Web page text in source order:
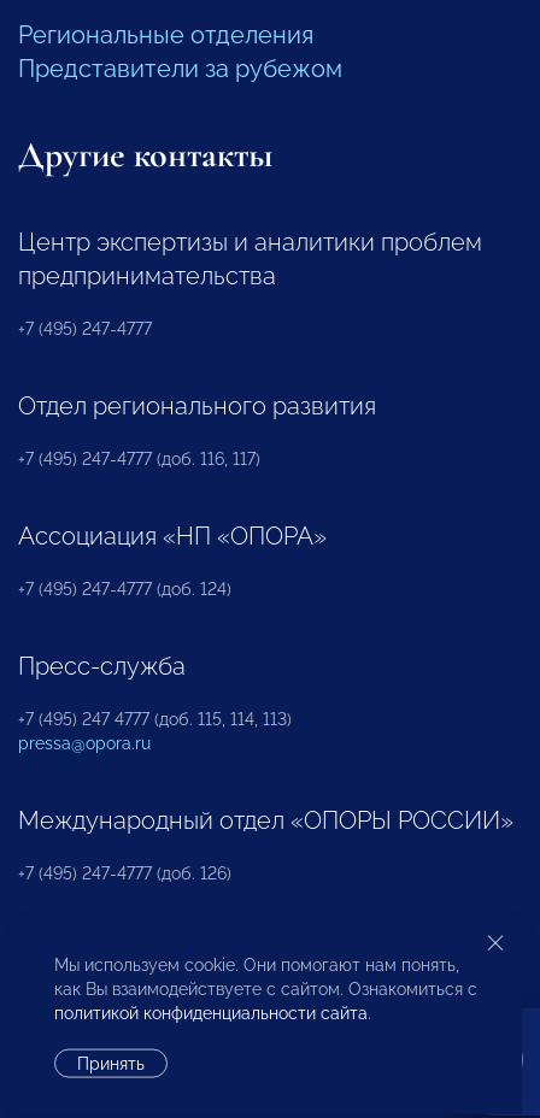
Региональные отделения
Представители за рубежом
Другие контакты
Центр экспертизы и аналитики проблем
предпринимательства
+7 (495) 247-4777
Отдел регионального развития
+7 (495) 247-4777 (доб. 116, 117)
Ассоциация «НП «ОПОРА»
+7 (495) 247-4777 (доб. 124)
Пресс-служба
+7 (495) 247 4777 (доб. 115, 114, 113)
pressa@opora.ru
Международный отдел «ОПОРЫ РОССИИ»
+7 (495) 247-4777 (доб. 126)
Бюро по защите прав предпринимателей и
инвесторов
Мы используем cookie. Они помогают нам понять,
как Вы взаимодействуете с сайтом. Ознакомиться с
политикой конфиденциальности сайта.
Принять